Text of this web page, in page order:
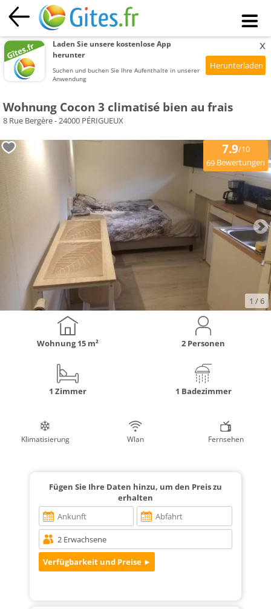
Laden Sie unsere kostenlose App
herunter
Suchen und buchen Sie Ihre Aufenthalte in unserer
Anwendung
x
Wohnung Cocon 3 climatisé bien au frais
8 Rue Bergère - 24000 PÉRIGUEUX
7.9/10
69 Bewertungen
1 / 6
Wohnung15 m² 2 Personen
1 Zimmer 1 Badezimmer
Klimatisierung Wlan Fernsehen
Fügen Sie Ihre Daten hinzu, um den Preis zu
erhalten